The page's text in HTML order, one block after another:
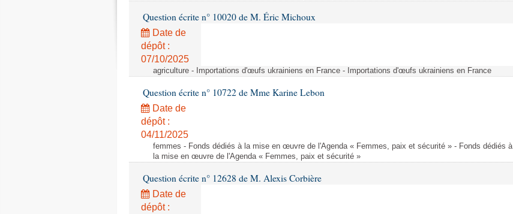
Question écrite n° 10020 de M. Éric Michoux
Date de
dépôt :
07/10/2025
agriculture - Importations d'œufs ukrainiens en France - Importations d'œufs ukrainiens en France
Question écrite n° 10722 de Mme Karine Lebon
Date de
dépôt :
04/11/2025
femmes - Fonds dédiés à la mise en œuvre de l'Agenda « Femmes, paix et sécurité » - Fonds dédiés à
la mise en œuvre de l'Agenda « Femmes, paix et sécurité »
Question écrite n° 12628 de M. Alexis Corbière
Date de
dépôt :